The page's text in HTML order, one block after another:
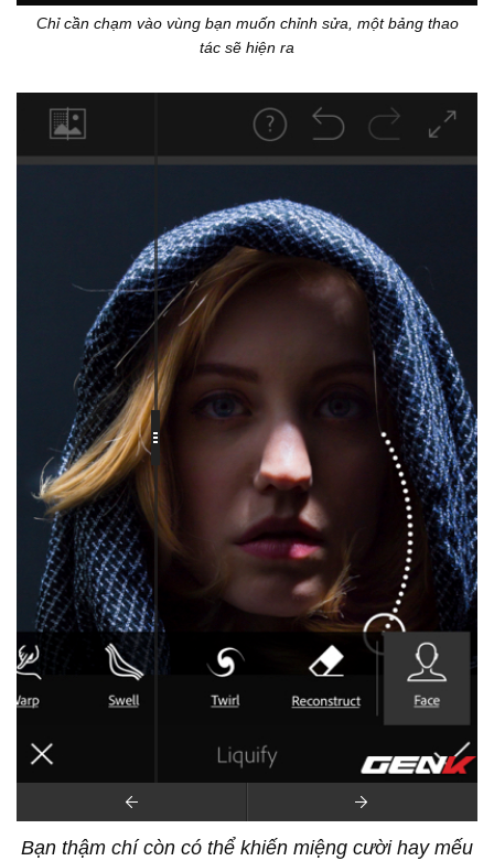
Chỉ cần chạm vào vùng bạn muốn chỉnh sửa, một bảng thao
tác sẽ hiện ra
Bạn thậm chí còn có thể khiến miệng cười hay mếu